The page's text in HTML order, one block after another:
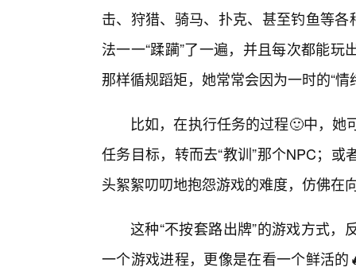
击、狩猎、骑马、扑克、甚至钓鱼等
法一一“蹂躏”了一遍，并且每次都能
那样循规蹈矩，她常常会因为一时的“情
比如，在执行任务的过程🙂中，
任务目标，转而去“教训”那个NPC；
头絮絮叨叨地抱怨游戏的难度，仿佛在
这种“不按套路出牌”的游戏方式
一个游戏进程，更像是在看一个鲜活